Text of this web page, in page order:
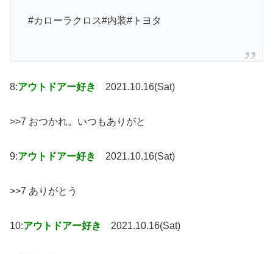
#カローラクロス#内装#トヨタ
8:アウトドアー好き 2021.10.16(Sat)
>>7 おつかれ。いつもありがと
9:アウトドアー好き 2021.10.16(Sat)
>>7 ありがとう
10:アウトドアー好き 2021.10.16(Sat)